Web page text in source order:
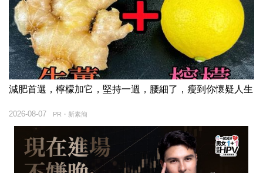
減肥首選，檸檬加它，堅持一週，腰細了，瘦到你懷疑人生
PR・新素簡
2026-08-07